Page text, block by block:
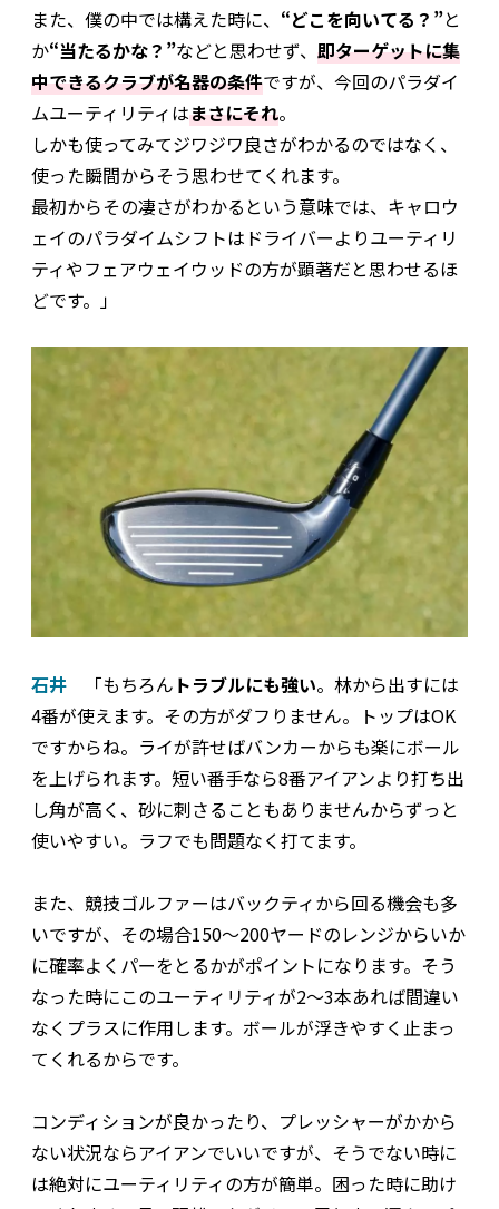
また、僕の中では構えた時に、 “どこを向いてる？”と
か“当たるかな？”などと思わせず、 即ターゲットに集
中できるクラブが名器の条件ですが、今回のパラダイ
ムユーティリティはまさにそれ。
しかも使ってみてジワジワ良さがわかるのではなく、
使った瞬間からそう思わせてくれます。
最初からその凄さがわかるという意味では、キャロウ
ェイのパラダイムシフトはドライバーよりユーティリ
ティやフェアウェイウッドの方が顕著だと思わせるほ
どです。」
石井 「もちろん トラブルにも強い。林から出すには
4番が使えます。その方がダフりません。トップはOK
ですからね。ライが許せばバンカーからも楽にボール
を上げられます。短い番手なら8番アイアンより打ち出
し角が高く、砂に刺さることもありませんからずっと
使いやすい。ラフでも問題なく打てます。
また、競技ゴルファーはバックティから回る機会も多
いですが、その場合150～200ヤードのレンジからいか
に確率よくパーをとるかがポイントになります。そう
なった時にこのユーティリティが2～3本あれば間違い
なくプラスに作用します。ボールが浮きやすく止まっ
てくれるからです。
コンディションが良かったり、プレッシャーがかから
ない状況ならアイアンでいいですが、そうでない時に
は絶対にユーティリティの方が簡単。困った時に助け